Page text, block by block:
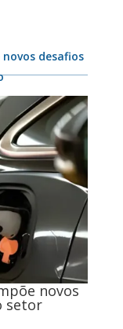
desafios
novos
setor